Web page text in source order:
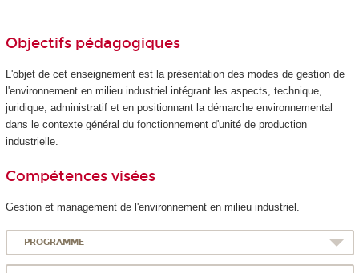
Objectifs pédagogiques
L'objet de cet enseignement est la présentation des modes de gestion de
l'environnement en milieu industriel intégrant les aspects, technique,
juridique, administratif et en positionnant la démarche environnemental
dans le contexte général du fonctionnement d'unité de production
industrielle.
Compétences visées
Gestion et management de l'environnement en milieu industriel.
PROGRAMME